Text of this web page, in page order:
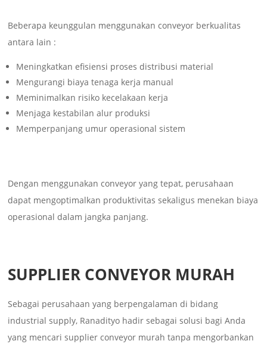
Beberapa keunggulan menggunakan conveyor berkualitas
antara lain :
Meningkatkan efisiensi proses distribusi material
Mengurangi biaya tenaga kerja manual
Meminimalkan risiko kecelakaan kerja
Menjaga kestabilan alur produksi
Memperpanjang umur operasional sistem
Dengan menggunakan conveyor yang tepat, perusahaan
dapat mengoptimalkan produktivitas sekaligus menekan biaya
operasional dalam jangka panjang.
SUPPLIER CONVEYOR MURAH
Sebagai perusahaan yang berpengalaman di bidang
industrial supply, Ranadityo hadir sebagai solusi bagi Anda
yang mencari supplier conveyor murah tanpa mengorbankan